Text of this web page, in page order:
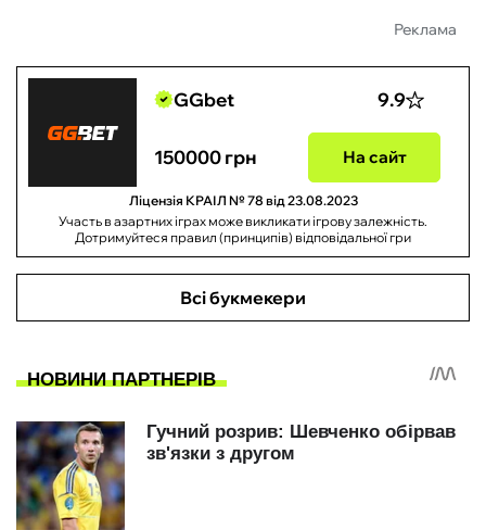
Реклама
GGbet 9.9
150000 грн На сайт
Ліцензія КРАІЛ № 78 від 23.08.2023
Участь в азартних іграх може викликати ігрову залежність.
Дотримуйтеся правил (принципів) відповідальної гри
Всі букмекери